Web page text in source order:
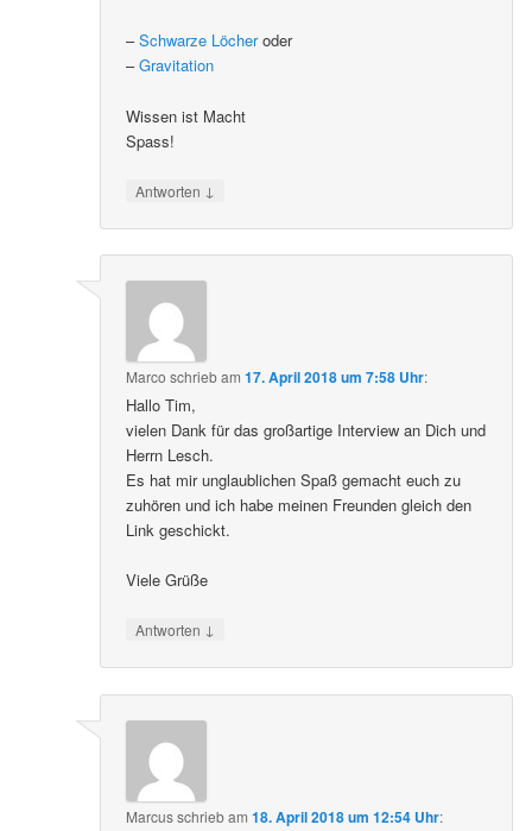
–Schwarze Löcheroder
–Gravitation
Wissen ist Macht
Spass!
Antworten ↓
Marco schriebam17. April 2018 um 7:58 Uhr:
Hallo Tim,
vielen Dank für das großartige Interview an Dich und
Herrn Lesch.
Es hat mir unglaublichen Spaß gemacht euch zu
zuhören und ich habe meinen Freunden gleich den
Link geschickt.
Viele Grüße
Antworten ↓
Marcusschriebam18. April 2018 um 12:54 Uhr: